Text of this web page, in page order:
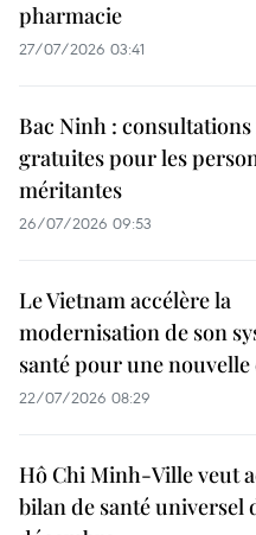
pharmacie
27/07/2026 03:41
Bac Ninh :
gratuites pour les
méritantes
26/07/2026 09:53
Le Vietnam accélère la
modernisation de son
santé pour une nouvelle
22/07/2026 08:29
Hô Chi Minh-Ville veut
bilan de santé universel